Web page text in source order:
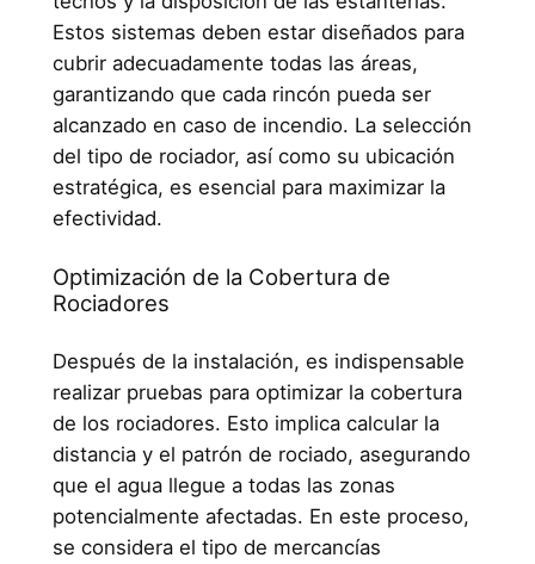
Estos sistemas deben estar diseñados para
cubrir adecuadamente todas las áreas,
garantizando que cada rincón pueda ser
alcanzado en caso de incendio. La selección
del tipo de rociador, así como su ubicación
estratégica, es esencial para maximizar la
efectividad.
Optimización de la Cobertura de
Rociadores
Después de la instalación, es indispensable
realizar pruebas para optimizar la cobertura
de los rociadores. Esto implica calcular la
distancia y el patrón de rociado, asegurando
que el agua llegue a todas las zonas
potencialmente afectadas. En este proceso,
se considera el tipo de mercancías